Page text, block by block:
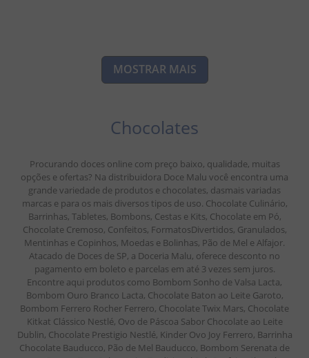
MOSTRAR MAIS
Chocolates
Procurando doces online com preço baixo, qualidade, muitas
opções e ofertas? Na distribuidora Doce Malu você encontra uma
grande variedade de produtos e chocolates, dasmais variadas
marcas e para os mais diversos tipos de uso. Chocolate Culinário,
Barrinhas, Tabletes, Bombons, Cestas e Kits, Chocolate em Pó,
Chocolate Cremoso, Confeitos, FormatosDivertidos, Granulados,
Mentinhas e Copinhos, Moedas e Bolinhas, Pão de Mel e Alfajor.
Atacado de Doces de SP, a Doceria Malu, oferece desconto no
pagamento em boleto e parcelas em até 3 vezes sem juros.
Encontre aqui produtos como Bombom Sonho de Valsa Lacta,
Bombom Ouro Branco Lacta, Chocolate Baton ao Leite Garoto,
Bombom Ferrero Rocher Ferrero, Chocolate Twix Mars, Chocolate
Kitkat Clássico Nestlé, Ovo de Páscoa Sabor Chocolate ao Leite
Dublin, Chocolate Prestigio Nestlé, Kinder Ovo Joy Ferrero, Barrinha
Chocolate Bauducco, Pão de Mel Bauducco, Bombom Serenata de